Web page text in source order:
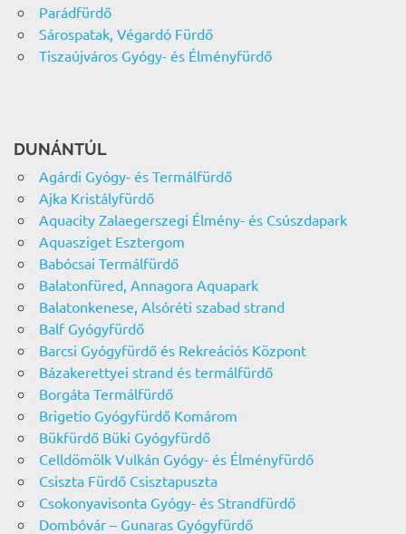
Parádfürdő
Sárospatak, Végardó Fürdő
Tiszaújváros Gyógy- és Élményfürdő
DUNÁNTÚL
Agárdi Gyógy- és Termálfürdő
Ajka Kristályfürdő
Aquacity Zalaegerszegi Élmény- és Csúszdapark
Aquasziget Esztergom
Babócsai Termálfürdő
Balatonfüred, Annagora Aquapark
Balatonkenese, Alsóréti szabad strand
Balf Gyógyfürdő
Barcsi Gyógyfürdő és Rekreációs Központ
Bázakerettyei strand és termálfürdő
Borgáta Termálfürdő
Brigetio Gyógyfürdő Komárom
Bükfürdő Büki Gyógyfürdő
Celldömölk Vulkán Gyógy- és Élményfürdő
Csiszta Fürdő Csisztapuszta
Csokonyavisonta Gyógy- és Strandfürdő
Dombóvár – Gunaras Gyógyfürdő